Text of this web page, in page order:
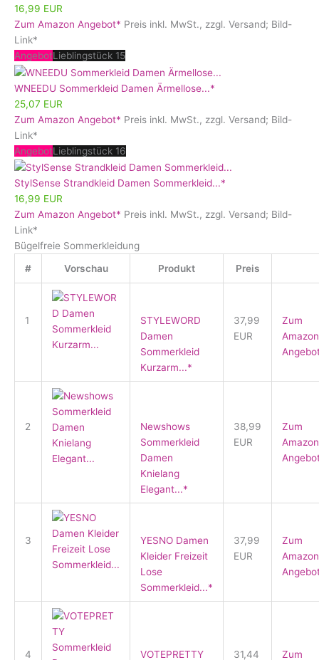
16,99 EUR
Zum Amazon Angebot* Preis inkl. MwSt., zzgl. Versand; Bild-
Link*
AngebotLieblingstück 15
WNEEDU Sommerkleid Damen Ärmellose...*
25,07 EUR
Zum Amazon Angebot* Preis inkl. MwSt., zzgl. Versand; Bild-
Link*
AngebotLieblingstück 16
StylSense Strandkleid Damen Sommerkleid...*
16,99 EUR
Zum Amazon Angebot* Preis inkl. MwSt., zzgl. Versand; Bild-
Link*
Bügelfreie Sommerkleidung
#
Vorschau Produkt Preis
1
STYLEWORD
Damen
Sommerkleid
Kurzarm...*
37,99
EUR
Zum
Amazon
2
Newshows
Sommerkleid
Damen
Knielang
Elegant...*
38,99
EUR
Zum
Amazon
3
YESNO Damen
Kleider Freizeit
Lose
Sommerkleid...*
37,99
EUR
Zum
Amazon
4
VOTEPRETTY
31,44
Zum